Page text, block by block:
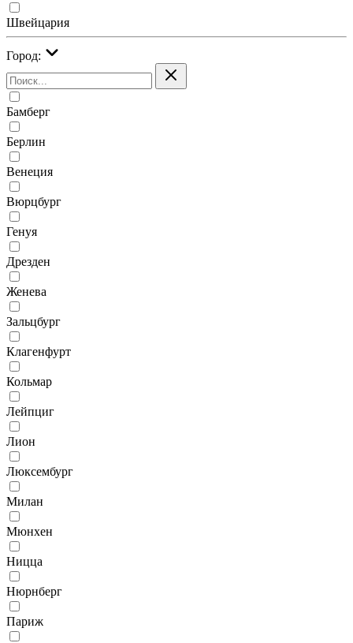
Швейцария
Город:
Бамберг
Берлин
Венеция
Вюрцбург
Генуя
Дрезден
Женева
Зальцбург
Клагенфурт
Кольмар
Лейпциг
Лион
Люксембург
Милан
Мюнхен
Ницца
Нюрнберг
Париж